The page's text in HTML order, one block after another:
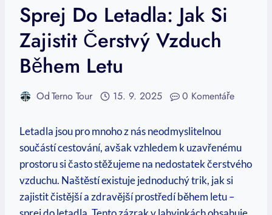
Sprej Do Letadla: Jak Si
Zajistit Čerstvý Vzduch
Během Letu
OdTerno Tour 15. 9. 2025 0 Komentáře
Letadla jsou pro mnoho z nás neodmyslitelnou
součástí cestování, avšak vzhledem k uzavřenému
prostoru si často stěžujeme na nedostatek čerstvého
vzduchu. Naštěstí existuje jednoduchý trik, jak si
zajistit čistější a zdravější prostředí během letu –